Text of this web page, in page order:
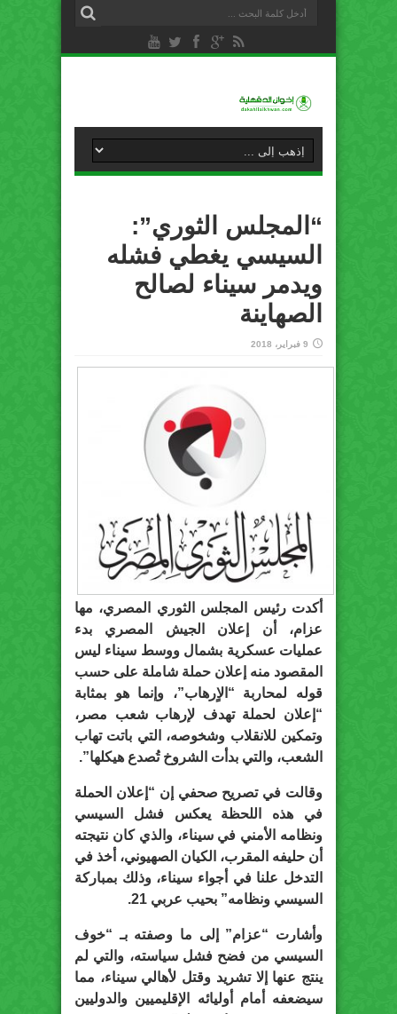
“المجلس الثوري”:
السيسي يغطي فشله
ويدمر سيناء لصالح
الصهاينة
9 فبراير، 2018
أكدت رئيس المجلس الثوري المصري، مها
عزام، أن إعلان الجيش المصري بدء
عمليات عسكرية بشمال ووسط سيناء ليس
المقصود منه إعلان حملة شاملة على حسب
قوله لمحاربة “الاٍرهاب”، وإنما هو بمثابة
“إعلان لحملة تهدف لإرهاب شعب مصر،
وتمكين للانقلاب وشخوصه، التي باتت تهاب
الشعب، والتي بدأت الشروخ تُصدع هيكلها”.
وقالت في تصريح صحفي إن “إعلان الحملة
في هذه اللحظة يعكس فشل السيسي
ونظامه الأمني في سيناء، والذي كان نتيجته
أن حليفه المقرب، الكيان الصهيوني، أخذ في
التدخل علنا في أجواء سيناء، وذلك بمباركة
السيسي ونظامه” بحيب عربي 21.
وأشارت “عزام” إلى ما وصفته بـ “خوف
السيسي من فضح فشل سياسته، والتي لم
ينتج عنها إلا تشريد وقتل لأهالي سيناء، مما
سيضعفه أمام أوليائه الإقليميين والدوليين